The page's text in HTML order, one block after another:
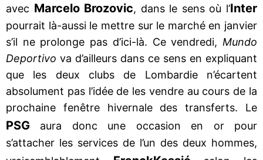
avec Marcelo Brozovic, dans le sens où l’Inter
pourrait là-aussi le mettre sur le marché en janvier
s’il ne prolonge pas d’ici-là. Ce vendredi, Mundo
Deportivo va d’ailleurs dans ce sens en expliquant
que les deux clubs de Lombardie n’écartent
absolument pas l’idée de les vendre au cours de la
prochaine fenêtre hivernale des transferts. Le
PSG aura donc une occasion en or pour
s’attacher les services de l’un des deux hommes,